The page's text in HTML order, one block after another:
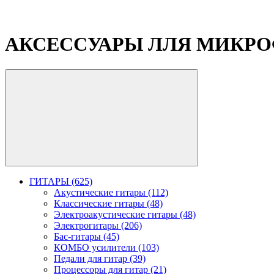
АКСЕССУАРЫ ЛЛЯ
ГИТАРЫ (625)
Акустические гитары (112)
Классические гитары (48)
Электроакустические гитары (48)
Электрогитары (206)
Бас-гитары (45)
КОМБО усилители (103)
Педали для гитар (39)
Процессоры для гитар (21)